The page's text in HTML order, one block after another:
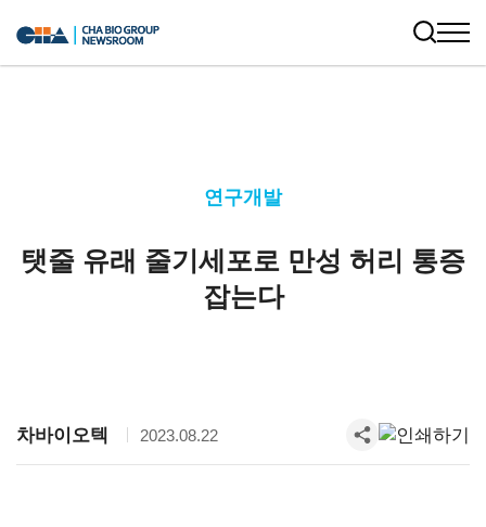
연구개발
탯줄 유래 줄기세포로 만성 허리 통증
잡는다
차바이오텍 2023.08.22